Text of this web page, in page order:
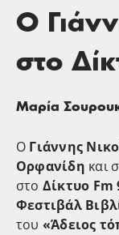
Ο
στο
Μαρία
Ο Γιάννης
Ορφανίδη και
στο Δίκτυο Fm
Φεστιβάλ
του «Άδειος